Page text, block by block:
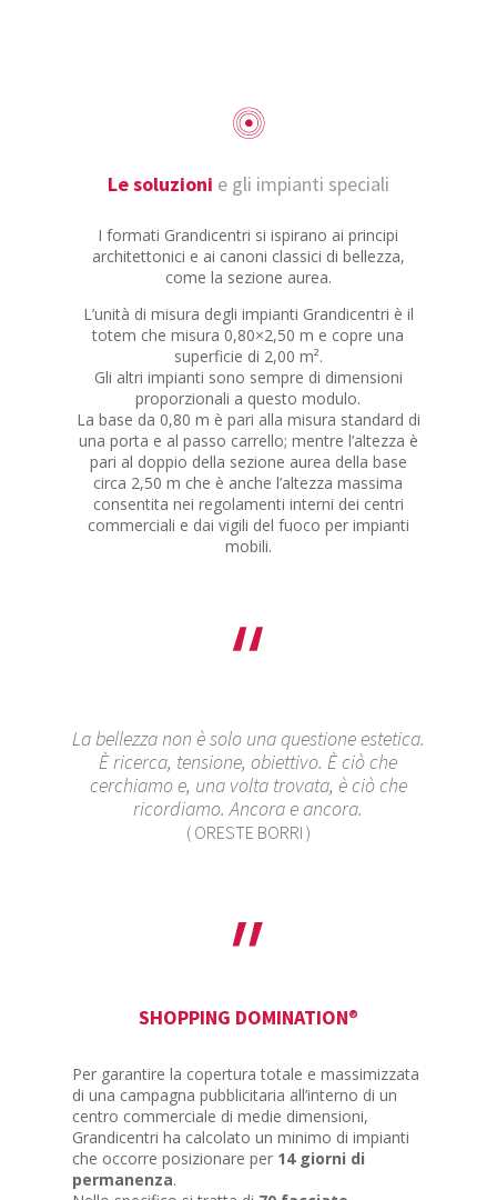
Le soluzioni e gli impianti speciali
I formati Grandicentri si ispirano ai principi
architettonici e ai canoni classici di bellezza,
come la sezione aurea.
L’unità di misura degli impianti Grandicentri è il
totem che misura 0,80×2,50 m e copre una
superficie di 2,00 m².
Gli altri impianti sono sempre di dimensioni
proporzionali a questo modulo.
La base da 0,80 m è pari alla misura standard di
una porta e al passo carrello; mentre l’altezza è
pari al doppio della sezione aurea della base
circa 2,50 m che è anche l’altezza massima
consentita nei regolamenti interni dei centri
commerciali e dai vigili del fuoco per impianti
mobili.
La bellezza non è solo una questione estetica.
È ricerca, tensione, obiettivo. È ciò che
cerchiamo e, una volta trovata, è ciò che
ricordiamo. Ancora e ancora.
( ORESTE BORRI )
SHOPPING DOMINATION®
Per garantire la copertura totale e massimizzata
di una campagna pubblicitaria all’interno di un
centro commerciale di medie dimensioni,
Grandicentri ha calcolato un minimo di impianti
che occorre posizionare per 14 giorni di
permanenza.